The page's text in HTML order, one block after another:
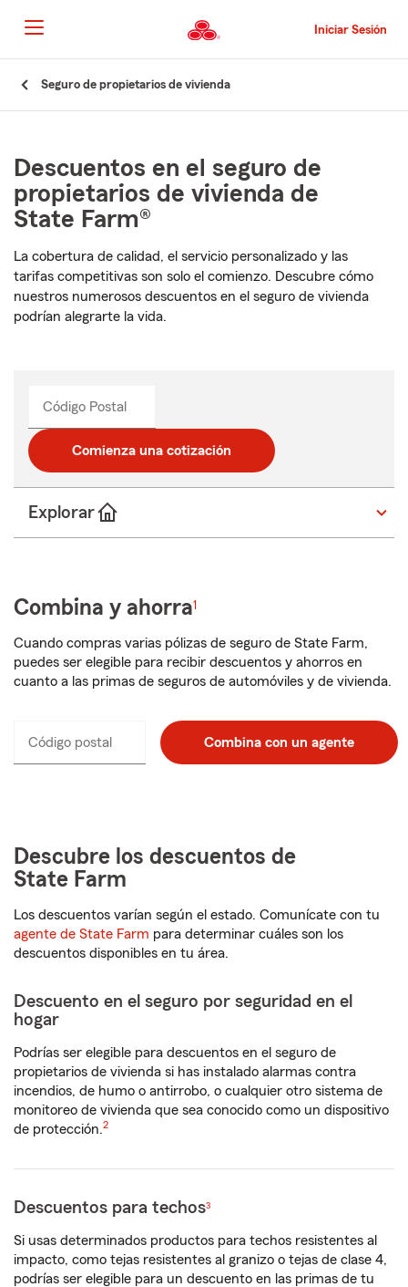
al
contenido
principal
Iniciar Sesión
Seguro de propietarios de vivienda
Descuentos en el seguro de
propietarios de vivienda de
State Farm®
La cobertura de calidad, el servicio personalizado y las
tarifas competitivas son solo el comienzo. Descubre cómo
nuestros numerosos descuentos en el seguro de vivienda
podrían alegrarte la vida.
Código Postal
postal
de
5
_____
Comienza una cotización
Explorar
Combina y ahorra1
Cuando compras varias pólizas de seguro de State Farm,
puedes ser elegible para recibir descuentos y ahorros en
cuanto a las primas de seguros de automóviles y de vivienda.
Código postal
_____ Combina con un agente
Descubre los descuentos de
State Farm
Los descuentos varían según el estado. Comunícate con tu
agente de State Farm para determinar cuáles son los
descuentos disponibles en tu área.
Descuento en el seguro por seguridad en el
hogar
Podrías ser elegible para descuentos en el seguro de
propietarios de vivienda si has instalado alarmas contra
incendios, de humo o antirrobo, o cualquier otro sistema de
monitoreo de vivienda que sea conocido como un dispositivo
de protección.2
Descuentos para techos3
Si usas determinados productos para techos resistentes al
impacto, como tejas resistentes al granizo o tejas de clase 4,
podrías ser elegible para un descuento en las primas de tu